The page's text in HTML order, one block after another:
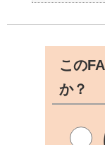
この
か？